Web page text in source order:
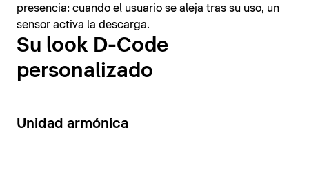
presencia: cuando el usuario se aleja tras su uso, un
sensor activa la descarga.
Su look D-Code
personalizado
14
Unidad armónica